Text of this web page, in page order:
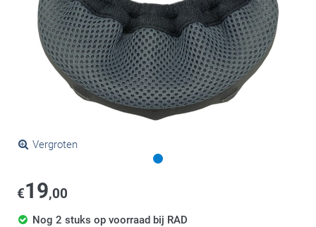
Vergroten
€19,00
Nog 2 stuks op voorraad bij RAD